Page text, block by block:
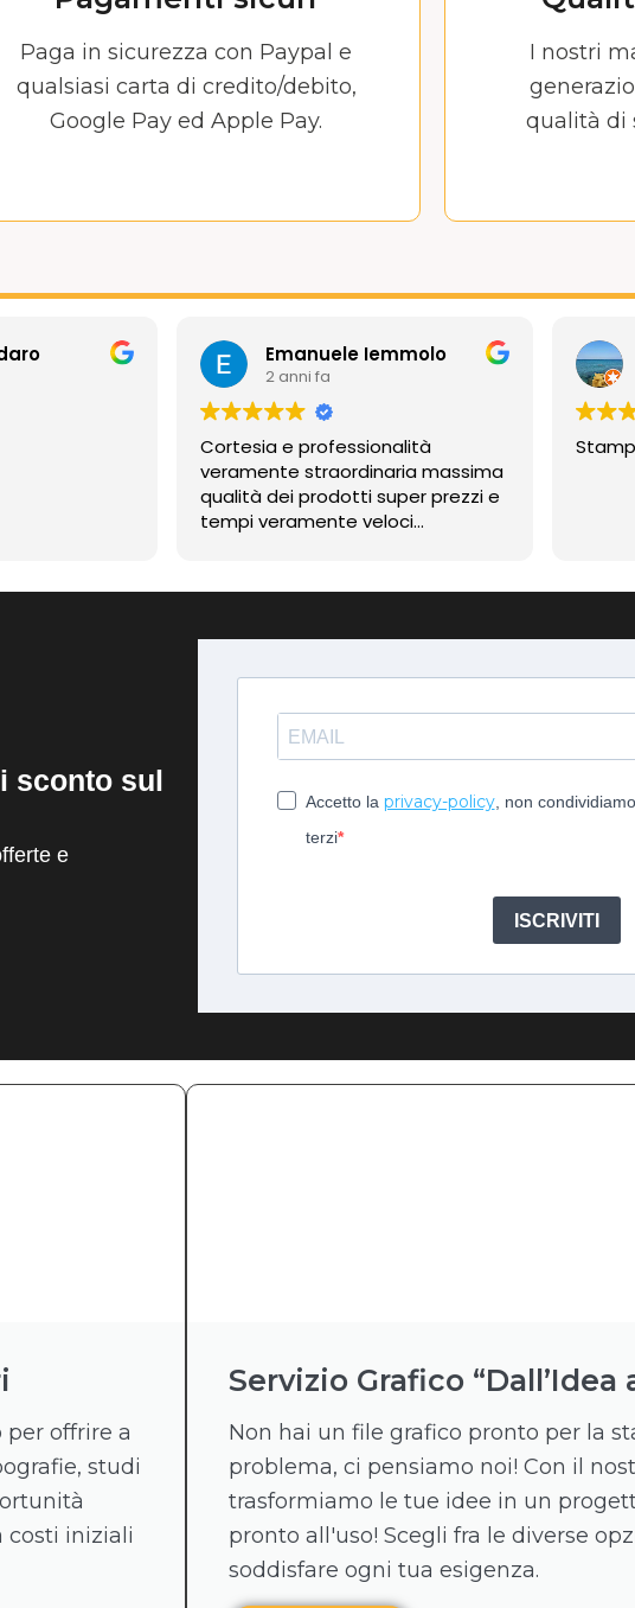
Paga in sicurezza con Paypal e
qualsiasi carta di credito/debito,
Google Pay ed Apple Pay.
I nostri
qualità di
Emanuele Iemmolo
2 anni fa
Cortesia e professionalità
veramente straordinaria massima
qualità dei prodotti super prezzi e
tempi veramente veloci
sconto sul
e
Accetto la privacy-policy, non
terzi
ISCRIVITI
offrire a
studi
costi iniziali
Servizio Grafico “Dall’Idea
Non hai un file grafico pronto per la
problema, ci pensiamo noi! Con il
trasformiamo le tue idee in un
pronto all'uso! Scegli fra le diverse
soddisfare ogni tua esigenza.